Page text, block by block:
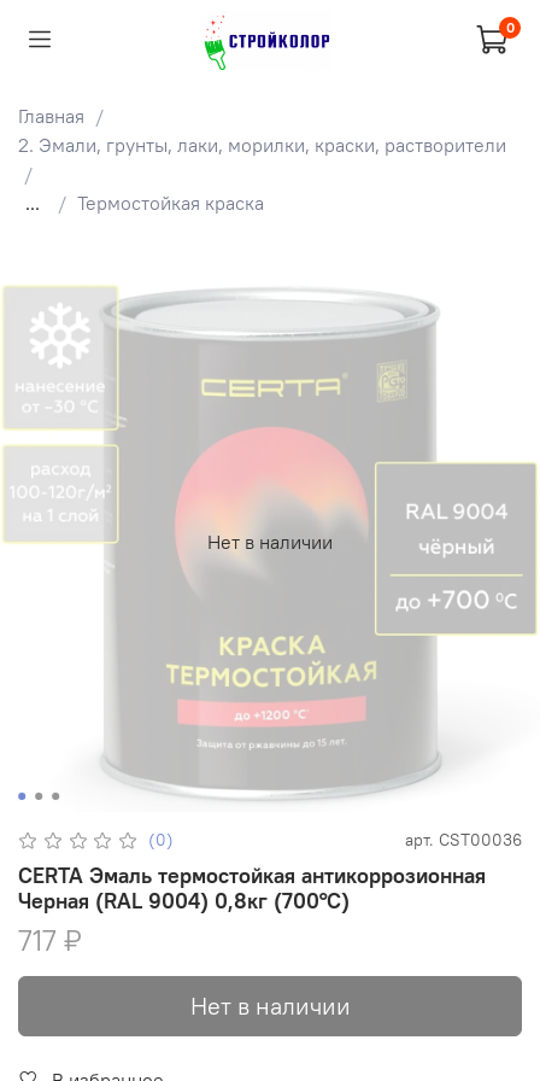
0
Главная
2. Эмали, грунты, лаки, морилки, краски, растворители
... Термостойкая краска
Нет в наличии
(0) арт. CST00036
CERTA Эмаль термостойкая антикоррозионная
Черная (RAL 9004) 0,8кг (700°С)
717 ₽
Нет в наличии